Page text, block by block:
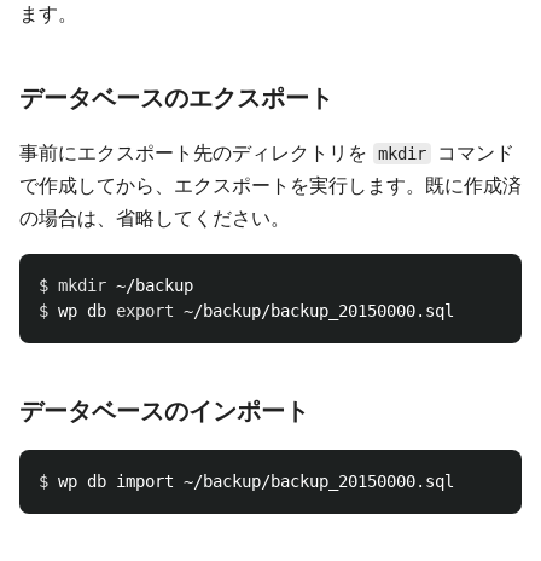
ます。
データベースのエクスポート
事前にエクスポート先のディレクトリを mkdir
コマンド
で作成してから、エクスポートを実行します。既に作成済
の場合は、省略してください。
$ mkdir
$ wp db export
データベースのインポート
$